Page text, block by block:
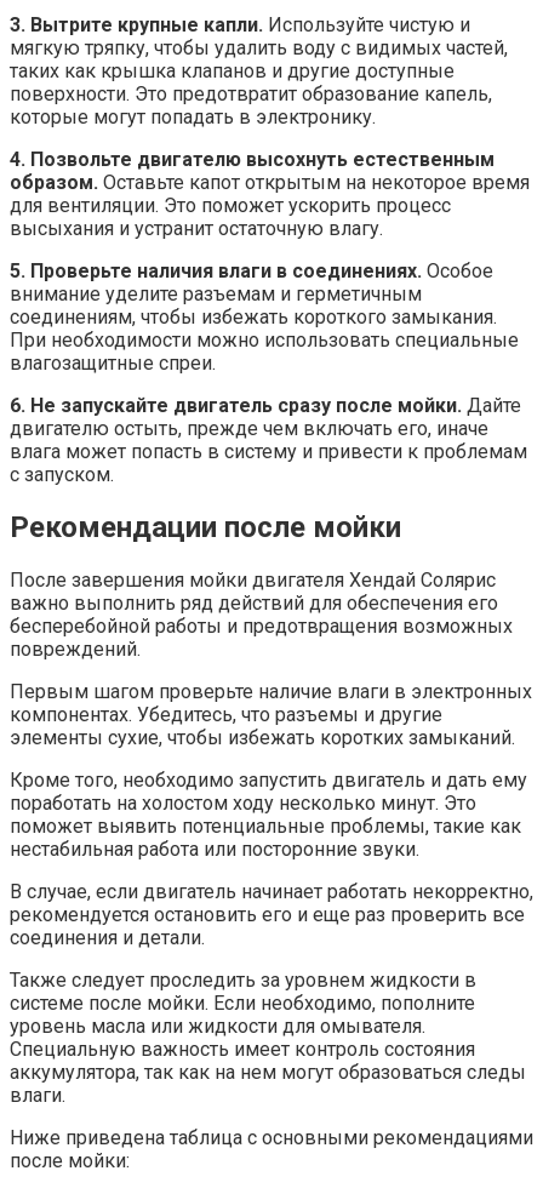
3. Вытрите крупные капли. Используйте чистую и
мягкую тряпку, чтобы удалить воду с видимых частей,
таких как крышка клапанов и другие доступные
поверхности. Это предотвратит образование капель,
которые могут попадать в электронику.
4. Позвольте двигателю высохнуть естественным
образом. Оставьте капот открытым на некоторое время
для вентиляции. Это поможет ускорить процесс
высыхания и устранит остаточную влагу.
5. Проверьте наличия влаги в соединениях. Особое
внимание уделите разъемам и герметичным
соединениям, чтобы избежать короткого замыкания.
При необходимости можно использовать специальные
влагозащитные спреи.
6. Не запускайте двигатель сразу после мойки. Дайте
двигателю остыть, прежде чем включать его, иначе
влага может попасть в систему и привести к проблемам
с запуском.
Рекомендации после мойки
После завершения мойки двигателя Хендай Солярис
важно выполнить ряд действий для обеспечения его
бесперебойной работы и предотвращения возможных
повреждений.
Первым шагом проверьте наличие влаги в электронных
компонентах. Убедитесь, что разъемы и другие
элементы сухие, чтобы избежать коротких замыканий.
Кроме того, необходимо запустить двигатель и дать ему
поработать на холостом ходу несколько минут. Это
поможет выявить потенциальные проблемы, такие как
нестабильная работа или посторонние звуки.
В случае, если двигатель начинает работать некорректно,
рекомендуется остановить его и еще раз проверить все
соединения и детали.
Также следует проследить за уровнем жидкости в
системе после мойки. Если необходимо, пополните
уровень масла или жидкости для омывателя.
Специальную важность имеет контроль состояния
аккумулятора, так как на нем могут образоваться следы
влаги.
Ниже приведена таблица с основными рекомендациями
после мойки: